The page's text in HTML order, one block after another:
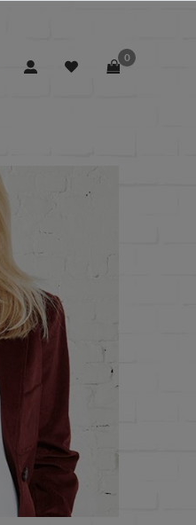
0